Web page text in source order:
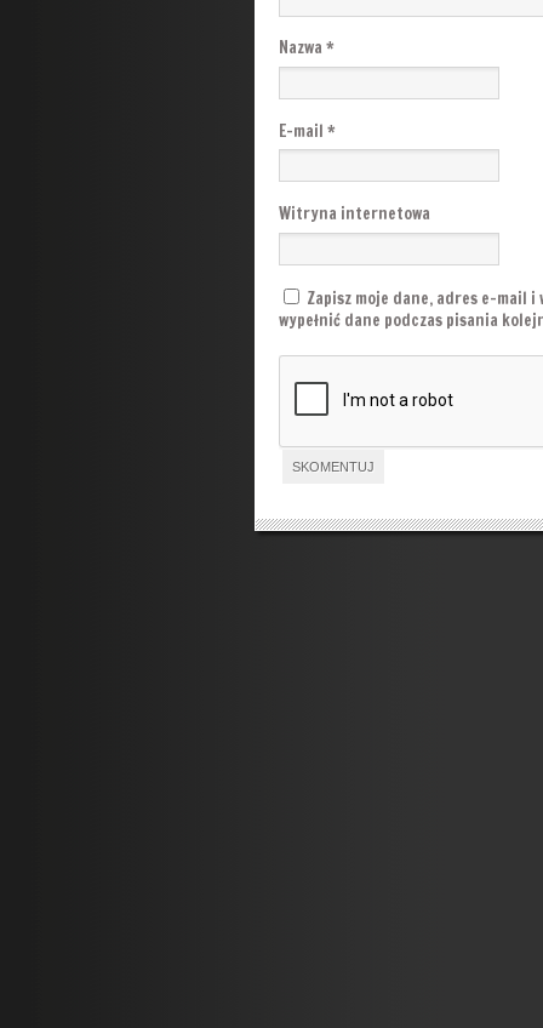
Nazwa *
E-mail *
Witryna internetowa
Zapisz moje dane, adres e-mail
wypełnić dane podczas pisania